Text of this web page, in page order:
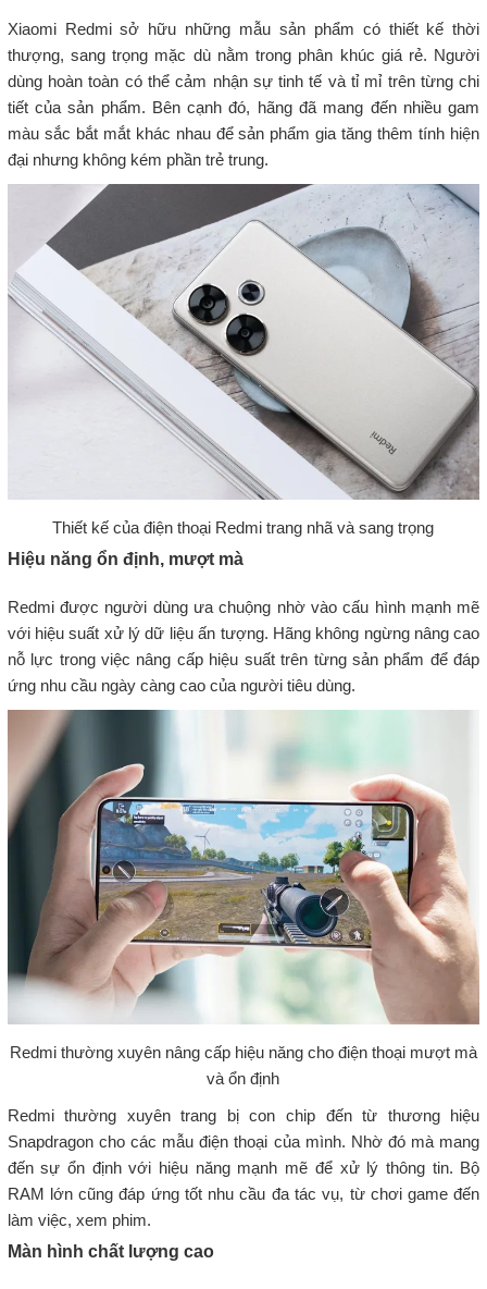
Xiaomi Redmi sở hữu những mẫu sản phẩm có thiết kế thời
thượng, sang trọng mặc dù nằm trong phân khúc giá rẻ. Người
dùng hoàn toàn có thể cảm nhận sự tinh tế và tỉ mỉ trên từng chi
tiết của sản phẩm. Bên cạnh đó, hãng đã mang đến nhiều gam
màu sắc bắt mắt khác nhau để sản phẩm gia tăng thêm tính hiện
đại nhưng không kém phần trẻ trung.
Thiết kế của điện thoại Redmi trang nhã và sang trọng
Hiệu năng ổn định, mượt mà
Redmi được người dùng ưa chuộng nhờ vào cấu hình mạnh mẽ
với hiệu suất xử lý dữ liệu ấn tượng. Hãng không ngừng nâng cao
nỗ lực trong việc nâng cấp hiệu suất trên từng sản phẩm để đáp
ứng nhu cầu ngày càng cao của người tiêu dùng.
Redmi thường xuyên nâng cấp hiệu năng cho điện thoại mượt mà
và ổn định
Redmi thường xuyên trang bị con chip đến từ thương hiệu
Snapdragon cho các mẫu điện thoại của mình. Nhờ đó mà mang
đến sự ổn định với hiệu năng mạnh mẽ để xử lý thông tin. Bộ
RAM lớn cũng đáp ứng tốt nhu cầu đa tác vụ, từ chơi game đến
làm việc, xem phim.
Màn hình chất lượng cao